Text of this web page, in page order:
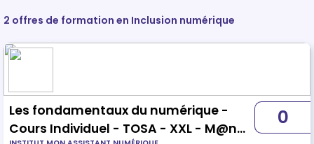
2 offres de formation en Inclusion numérique
Les fondamentaux du numérique -
Cours Individuel - TOSA - XXL - M@n
0